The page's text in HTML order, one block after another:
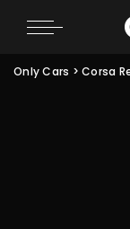
Only Cars >Corsa